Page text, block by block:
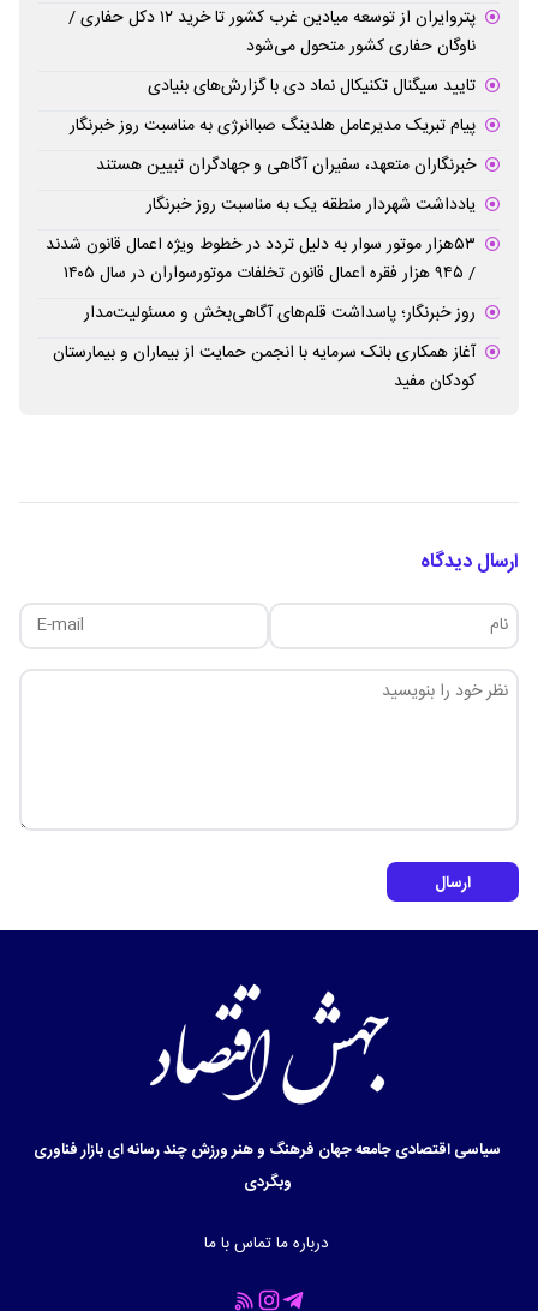
پتروایران از توسعه میادین غرب کشور تا خرید ۱۲ دکل حفاری /
ناوگان حفاری کشور متحول می‌شود
تایید سیگنال تکنیکال نماد دی با گزارش‌های بنیادی
پیام تبریک مدیرعامل هلدینگ صباانرژی به مناسبت روز خبرنگار
خبرنگاران متعهد، سفیران آگاهی و جهادگران تبیین هستند
یادداشت شهردار منطقه یک به مناسبت روز خبرنگار
۵۳هزار موتور سوار به دلیل تردد در خطوط ویژه اعمال قانون شدند
/ ۹۴۵ هزار فقره اعمال قانون تخلفات موتورسواران در سال ۱۴۰۵
روز خبرنگار؛ پاسداشت قلم‌های آگاهی‌بخش و مسئولیت‌مدار
آغاز همکاری بانک سرمایه با انجمن حمایت از بیماران و بیمارستان
کودکان مفید
ارسال دیدگاه
ارسال
سیاسیاقتصادیجامعهجهان فرهنگ و هنرورزشچند رسانه ایبازارفناوری
وبگردی
درباره ماتماس با ما